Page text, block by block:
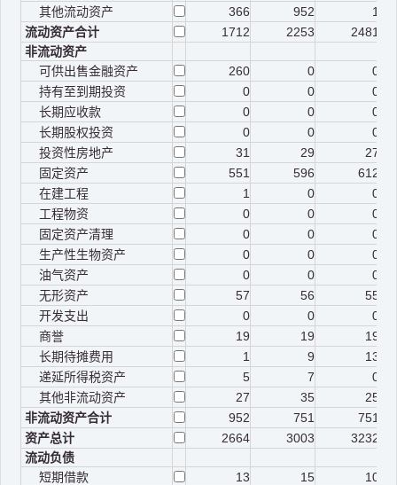
其他流动资产
366 952
1
流动资产合计
1712 2253
2481
非流动资产
可供出售金融资产
260 0
0
持有至到期投资
0 0
0
长期应收款
0 0
0
长期股权投资
0 0
0
投资性房地产
31 29
27
固定资产
551 596
612
在建工程
1 0
0
工程物资
0 0
0
固定资产清理
0 0
0
生产性生物资产
0 0
0
油气资产
0 0
0
无形资产
57 56
55
开发支出
0 0
0
商誉
19 19
19
长期待摊费用
1 9
13
递延所得税资产
5 7
0
其他非流动资产
27 35
25
非流动资产合计
952 751
751
资产总计
2664 3003
3232
流动负债
短期借款
13 15
10